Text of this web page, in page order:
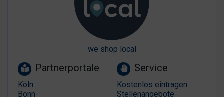
we shop local
Partnerportale
Köln
Bonn
Service
Kostenlos eintragen
Stellenangebote